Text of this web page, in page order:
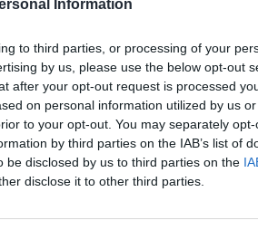
Information
to third parties, or processing of your
by us, please use the below opt-out
after your opt-out request is processed
on personal information utilized by us
to your opt-out. You may separately
by third parties on the IAB’s list of
be disclosed by us to third parties on the
disclose it to other third parties.
linea del presidente
di assumere o
lungo intervento,
di essersi
delle regole» e che
dell'azienda.
condicio, Masi ha
tutte le
e il massimo del
In